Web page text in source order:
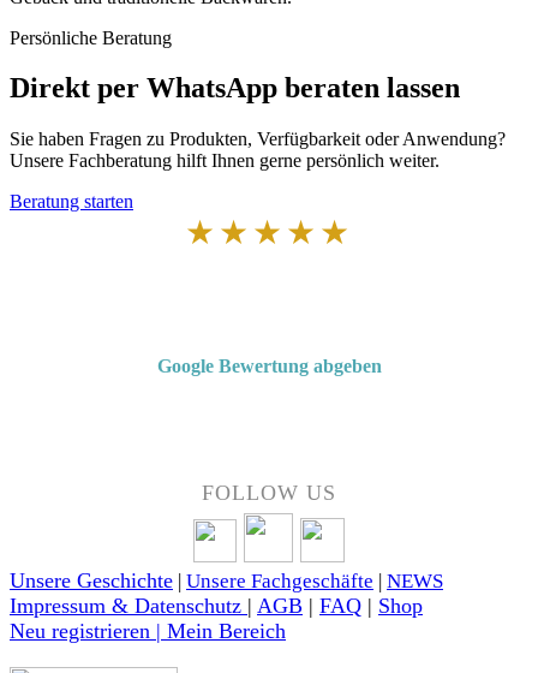
Persönliche Beratung
Direkt per WhatsApp beraten lassen
Sie haben Fragen zu Produkten, Verfügbarkeit oder Anwendung?
Unsere Fachberatung hilft Ihnen gerne persönlich weiter.
Beratung starten
★★★★★
Google Bewertung abgeben
FOLLOW US
Unsere Geschichte Unsere Fachgeschäfte NEWS
Impressum & Datenschutz | AGB | FAQ | Shop
Neu registrieren | Mein Bereich